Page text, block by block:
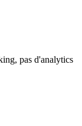
pas d'analytics